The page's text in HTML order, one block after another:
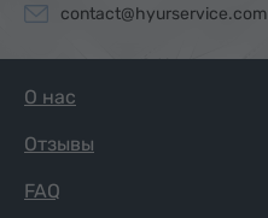
contact@hyurservice.com
О нас
Отзывы
FAQ